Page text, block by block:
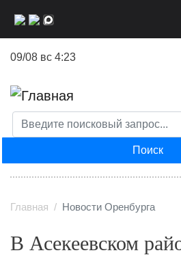
09/08 вс 4:23
Поиск
Главная Новости Оренбурга
В Асекеевском